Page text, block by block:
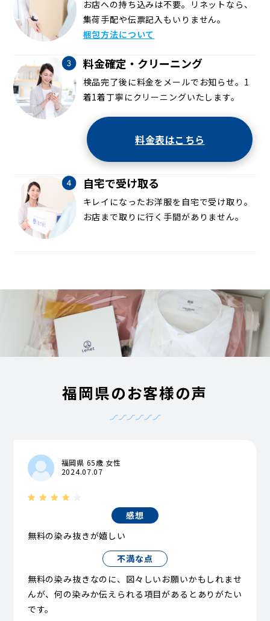
お店への持ち込みは不要。リネットなら、
集荷手配や伝票記入もいりません。
梱包方法について
料金確定・クリーニング
検品完了後に料金をメールでお知らせ。1
着1着丁寧にクリーニングいたします。
料金表はこちら
自宅で受け取る
キレイになったお洋服を自宅で受け取り。
お店まで取りに行く手間がありません。
福岡県のお客様の声
福岡県 65歳 女性
2024.07.07
感想
無料の染み抜きが嬉しい
不満な点
無料の染み抜きなのに、図々しいお願いかもしれませ
んが、何の染みか伝えられる項目があるとありがたい
です。